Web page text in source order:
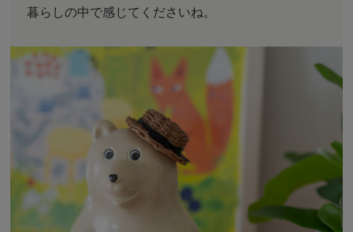
暮らしの中で感じてくださいね。